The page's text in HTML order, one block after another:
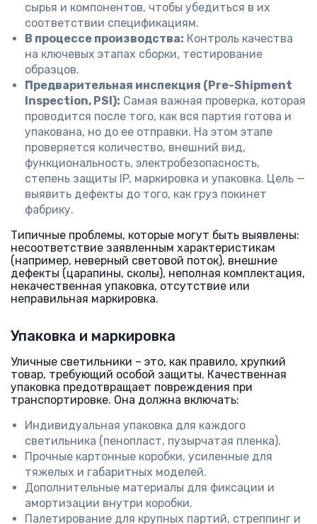
сырья и компонентов, чтобы убедиться в их
соответствии спецификациям.
В процессе производства: Контроль качества
на ключевых этапах сборки, тестирование
образцов.
Предварительная инспекция (Pre-Shipment
Inspection, PSI): Самая важная проверка, которая
проводится после того, как вся партия готова и
упакована, но до ее отправки. На этом этапе
проверяется количество, внешний вид,
функциональность, электробезопасность,
степень защиты IP, маркировка и упаковка. Цель —
выявить дефекты до того, как груз покинет
фабрику.
Типичные проблемы, которые могут быть выявлены:
несоответствие заявленным характеристикам
(например, неверный световой поток), внешние
дефекты (царапины, сколы), неполная комплектация,
некачественная упаковка, отсутствие или
неправильная маркировка.
Упаковка и маркировка
Уличные светильники – это, как правило, хрупкий
товар, требующий особой защиты. Качественная
упаковка предотвращает повреждения при
транспортировке. Она должна включать:
Индивидуальная упаковка для каждого
светильника (пенопласт, пузырчатая пленка).
Прочные картонные коробки, усиленные для
тяжелых и габаритных моделей.
Дополнительные материалы для фиксации и
амортизации внутри коробки.
Палетирование для крупных партий, стреппинг и